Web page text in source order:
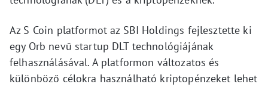
Az S Coin platformot az SBI Holdings fejlesztette ki
egy Orb nevű startup DLT technológiájának
felhasználásával. A platformon változatos és
különböző célokra használható kriptopénzeket lehet